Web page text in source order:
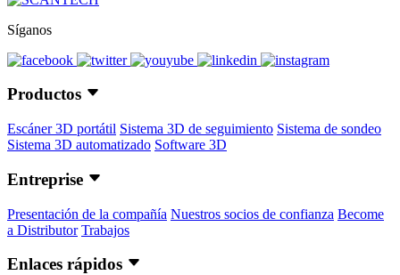
Síganos
Productos
Escáner 3D portátil Sistema 3D de seguimiento Sistema de sondeo
Sistema 3D automatizado Software 3D
Entreprise
Presentación de la compañía Nuestros socios de confianza Become
a Distributor Trabajos
Enlaces rápidos